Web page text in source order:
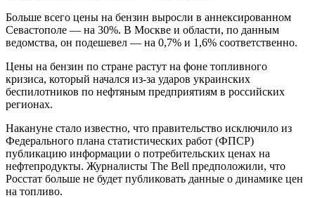
Больше всего цены на бензин выросли в аннексированном
Севастополе — на 30%. В Москве и области, по данным
ведомства, он подешевел — на 0,7% и 1,6% соответственно.
Цены на бензин по стране растут на фоне топливного
кризиса, который начался из-за ударов украинских
беспилотников по нефтяным предприятиям в российских
регионах.
Накануне стало известно, что правительство исключило из
Федерального плана статистических работ (ФПСР)
публикацию информации о потребительских ценах на
нефтепродукты. Журналисты The Bell предположили, что
Росстат больше не будет публиковать данные о динамике цен
на топливо.